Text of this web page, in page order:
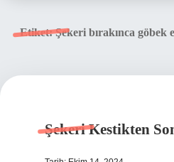
Etiket:Şekeri bırakınca göbek
Şekeri Kestikten